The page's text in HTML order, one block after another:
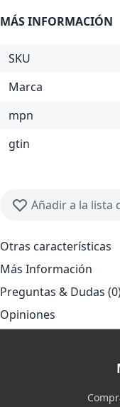
MÁS INFORMACIÓN
SKU
Marca
mpn
gtin
Añadir a la lista
Otras características
Más Información
Preguntas & Dudas
Opiniones